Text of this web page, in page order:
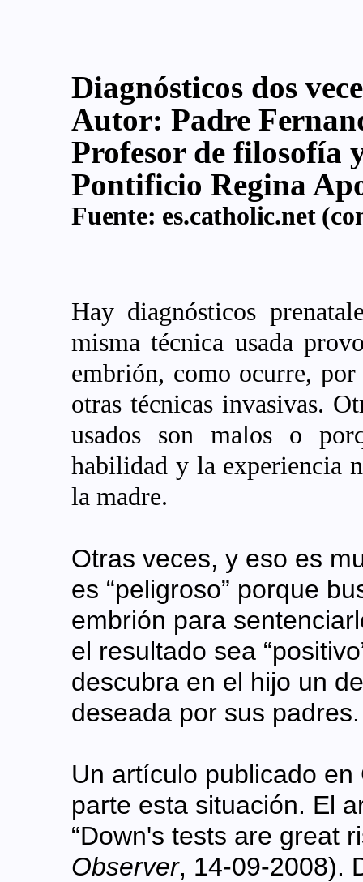
Diagnósticos dos
Autor: Padre
Profesor de filosofía
Pontificio Regina
Fuente: es.catholic.net
Hay diagnósticos
misma técnica usada
embrión, como ocurre,
otras técnicas invasivas.
usados son malos o
habilidad y la experiencia
la madre.
Otras veces, y eso es
es “peligroso” porque
embrión para
el resultado sea
descubra en el hijo un
deseada por sus padres.
Un artículo publicado
parte esta situación. El
“Down's tests are great
Observer, 14-09-2008).